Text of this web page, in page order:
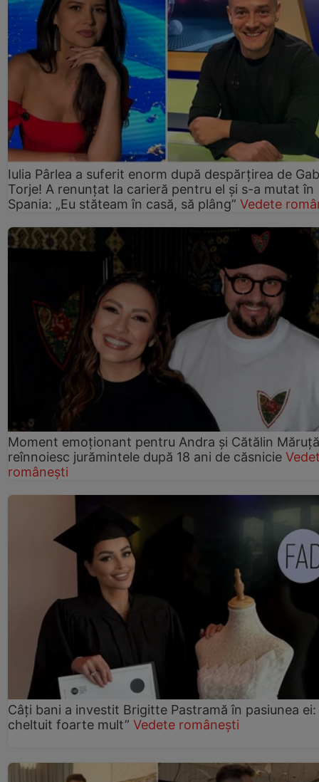
Iulia Pârlea a suferit enorm după despărțirea de
Torje! A renunțat la carieră pentru el și s-a mutat în
Spania: „Eu stăteam în casă, să plâng” Vedete
Moment emoționant pentru Andra și Cătălin
reînnoiesc jurămintele după 18 ani de căsnicie
românești
Câți bani a investit Brigitte Pastramă în pasiunea ei:
cheltuit foarte mult” Vedete românești